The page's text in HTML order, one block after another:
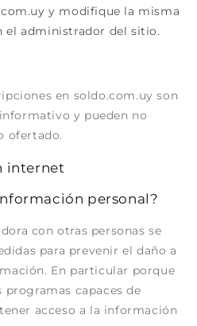
y modifique la misma
el administrador del sitio.
en soldo.com.uy son
y pueden no
ofertado.
internet
personal?
con otras personas se
para prevenir el daño a
En particular porque
capaces de
acceso a la información